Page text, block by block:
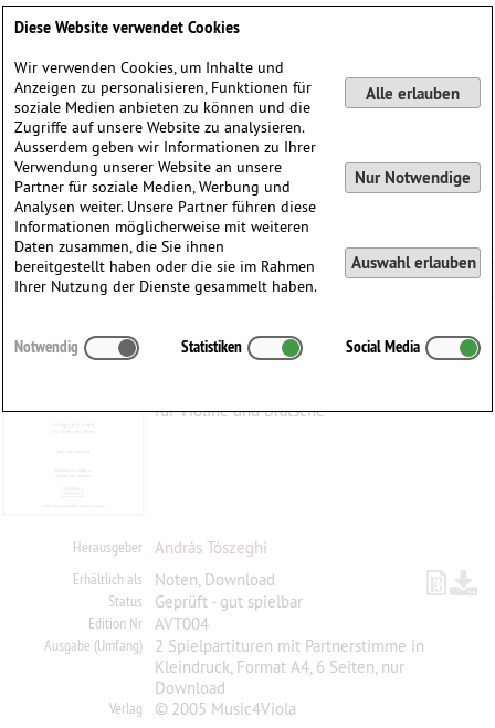
Adagio C-Dur, BWV 1005/BWV 968
für Violine und Bratsche
Herausgeber András Tószeghi
Erhältlich als Noten, Download
Status Geprüft - gut spielbar
Edition Nr AVT004
Ausgabe (Umfang)
2 Spielpartituren mit Partnerstimme in
Kleindruck, Format A4, 6 Seiten, nur
Download
Verlag © 2005 Music4Viola
Diese Website verwendet Cookies
Wir verwenden Cookies, um Inhalte und
Anzeigen zu personalisieren, Funktionen für
soziale Medien anbieten zu können und die
Zugriffe auf unsere Website zu analysieren.
Ausserdem geben wir Informationen zu Ihrer
Verwendung unserer Website an unsere
Partner für soziale Medien, Werbung und
Analysen weiter. Unsere Partner führen diese
Informationen möglicherweise mit weiteren
Daten zusammen, die Sie ihnen
bereitgestellt haben oder die sie im Rahmen
Ihrer Nutzung der Dienste gesammelt haben.
Alle erlauben
Nur Notwendige
Auswahl erlauben
Notwendig Statistiken Social Media